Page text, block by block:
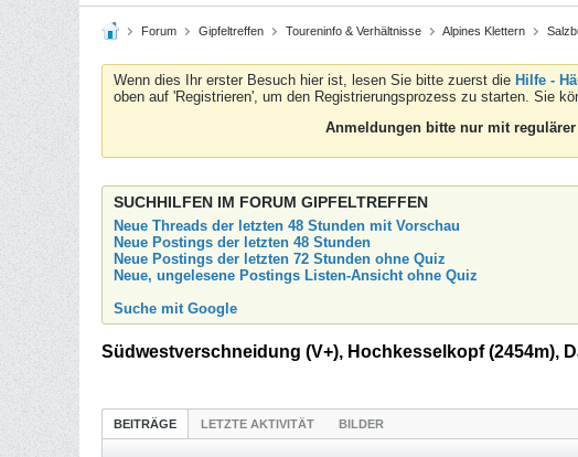
Forum Gipfeltreffen Toureninfo & Verhältnisse Alpines Klettern
Wenn dies Ihr erster Besuch hier ist, lesen Sie bitte zuerst die Hilfe -
oben auf 'Registrieren', um den Registrierungsprozess zu starten. Sie
Anmeldungen bitte nur mit
SUCHHILFEN IM FORUM GIPFELTREFFEN
Neue Threads der letzten 48 Stunden mit Vorschau
Neue Postings der letzten 48 Stunden
Neue Postings der letzten 72 Stunden ohne Quiz
Neue, ungelesene Postings Listen-Ansicht ohne Quiz
Suche mit Google
Südwestverschneidung (V+), Hochkesselkopf (2454m),
BEITRÄGE LETZTE AKTIVITÄT BILDER